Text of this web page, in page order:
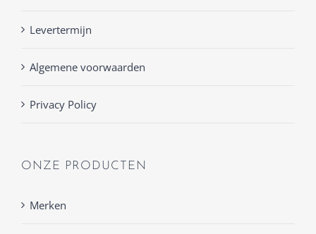
Levertermijn
Algemene voorwaarden
Privacy Policy
ONZE PRODUCTEN
Merken